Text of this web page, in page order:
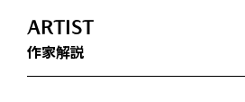
ARTIST
作家解説